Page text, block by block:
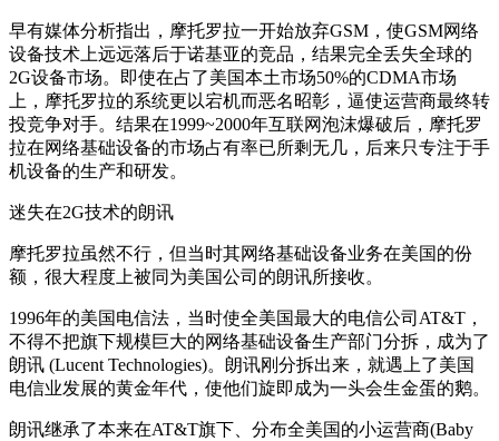
早有媒体分析指出，摩托罗拉一开始放弃GSM，使GSM网络
设备技术上远远落后于诺基亚的竞品，结果完全丢失全球的
2G设备市场。即使在占了美国本土市场50%的CDMA市场
上，摩托罗拉的系统更以宕机而恶名昭彰，逼使运营商最终转
投竞争对手。结果在1999~2000年互联网泡沫爆破后，摩托罗
拉在网络基础设备的市场占有率已所剩无几，后来只专注于手
机设备的生产和研发。
迷失在2G技术的朗讯
摩托罗拉虽然不行，但当时其网络基础设备业务在美国的份
额，很大程度上被同为美国公司的朗讯所接收。
1996年的美国电信法，当时使全美国最大的电信公司AT&T，
不得不把旗下规模巨大的网络基础设备生产部门分拆，成为了
朗讯 (Lucent Technologies)。朗讯刚分拆出来，就遇上了美国
电信业发展的黄金年代，使他们旋即成为一头会生金蛋的鹅。
朗讯继承了本来在AT&T旗下、分布全美国的小运营商(Baby